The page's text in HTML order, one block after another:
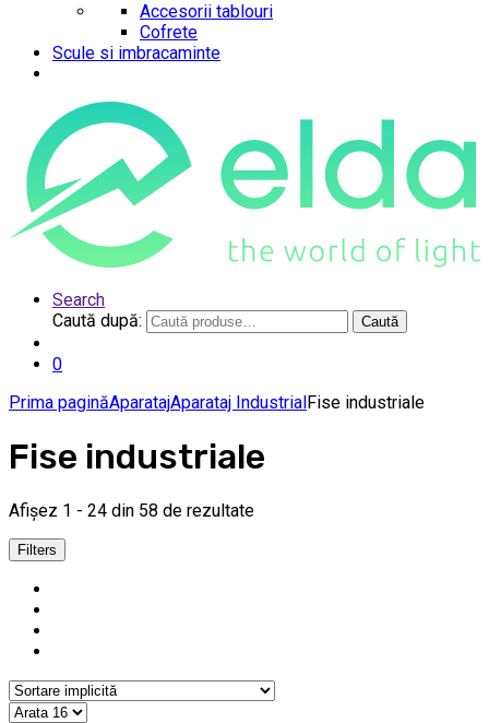
Accesorii tablouri
Cofrete
Scule si imbracaminte
Search
Caută după:
Caută
0
Prima paginăAparatajAparataj IndustrialFise industriale
Fise industriale
Afișez 1 - 24 din 58 de rezultate
Filters